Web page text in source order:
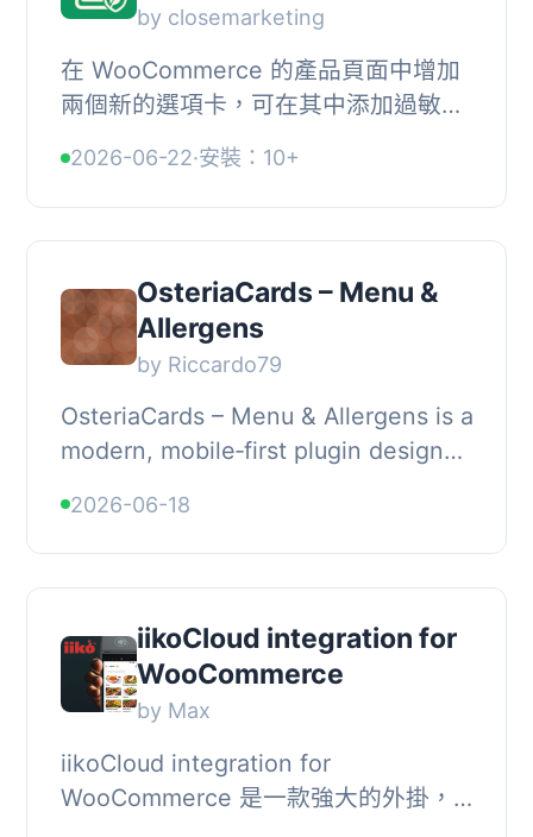
by closemarketing
在 WooCommerce 的產品頁面中增加
兩個新的選項卡，可在其中添加過敏原
它是Rasmus Jürs插件的分支。, 開發
人員, 連結, ,...
2026-06-22·安裝：10+
OsteriaCards – Menu &
Allergens
by Riccardo79
OsteriaCards – Menu & Allergens is a
modern, mobile‑first plugin designed
bistros that want to present thei...
2026-06-18
iikoCloud integration for
WooCommerce
by Max
iikoCloud integration for
WooCommerce 是一款強大的外掛，